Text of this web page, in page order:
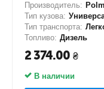
Производитель:
Тип кузова:
Тип транспорта:
Топливо: Дизель
2 374.00 ₴
В наличии